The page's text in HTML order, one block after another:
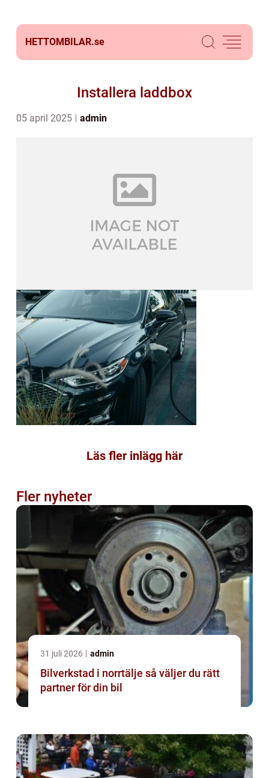
HETTOMBILAR.se
Installera laddbox
05 april 2025 admin
Läs fler inlägg här
Fler nyheter
31 juli 2026 admin
Bilverkstad i norrtälje så väljer du rätt
partner för din bil